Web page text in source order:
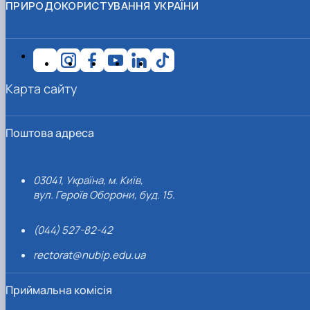
ПРИРОДОКОРИСТУВАННЯ УКРАЇНИ
Поштова адреса
03041, Україна, м. Київ,
вул. Героїв Оборони, буд. 15.
(044) 527-82-42
rectorat@nubip.edu.ua
Приймальна комісія
Карта сайту